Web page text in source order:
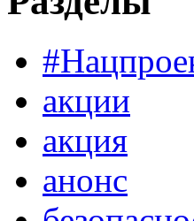
акции
акция
анонс